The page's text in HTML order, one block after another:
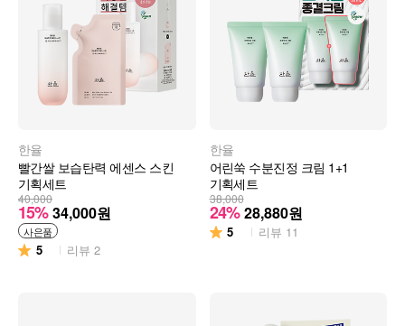
한율
빨간쌀 보습탄력 에센스 스킨
기획세트
40,000
15% 34,000원
사은품
5 리뷰 2
한율
어린쑥 수분진정 크림 1+1
기획세트
38,000
24% 28,880원
5 리뷰 11